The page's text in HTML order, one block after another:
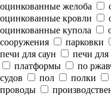
оцинкованные желоба
оцинкованные кровли
оцинкованные купола
сооружения
парковки
печи для саун
печи для
платформы
по
судов
пол полки
проводы